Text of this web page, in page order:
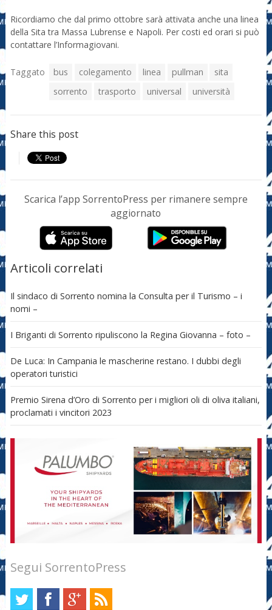
Ricordiamo che dal primo ottobre sarà attivata anche una linea
della Sita tra Massa Lubrense e Napoli. Per costi ed orari si può
contattare l’Informagiovani.
Taggato bus colegamento linea pullman
sita
sorrento
trasporto universal università
Share this post
Scarica l’app SorrentoPress per rimanere sempre
aggiornato
Articoli correlati
Il sindaco di Sorrento nomina la Consulta per il Turismo – i
nomi –
I Briganti di Sorrento ripuliscono la Regina Giovanna – foto –
De Luca: In Campania le mascherine restano. I dubbi degli
operatori turistici
Premio Sirena d’Oro di Sorrento per i migliori oli di oliva italiani,
proclamati i vincitori 2023
Segui SorrentoPress